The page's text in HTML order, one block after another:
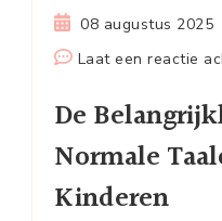
08 augustus 2025
Laat een reactie
De
Normale
Kinderen